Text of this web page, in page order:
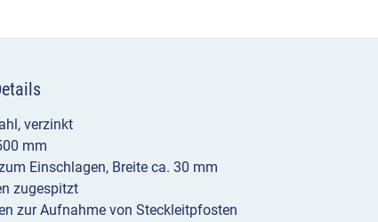
verzinkt
mm
Einschlagen, Breite ca. 30 mm
zugespitzt
zur Aufnahme von Steckleitpfosten